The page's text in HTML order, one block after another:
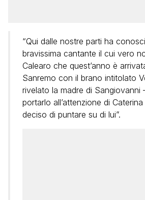
“Qui dalle nostre parti ha
bravissima cantante il cui vero
Calearo che quest’anno è
Sanremo con il brano intitolato
rivelato la madre di Sangiovanni
portarlo all’attenzione di
deciso di puntare su di lui”.